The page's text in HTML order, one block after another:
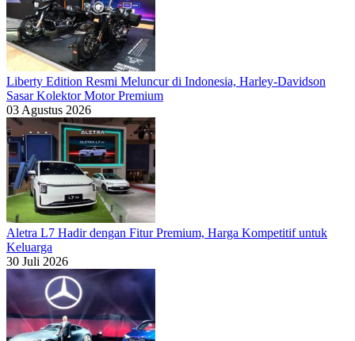
Liberty Edition Resmi Meluncur di Indonesia, Harley-Davidson
Sasar Kolektor Motor Premium
03 Agustus 2026
Aletra L7 Hadir dengan Fitur Premium, Harga Kompetitif untuk
Keluarga
30 Juli 2026